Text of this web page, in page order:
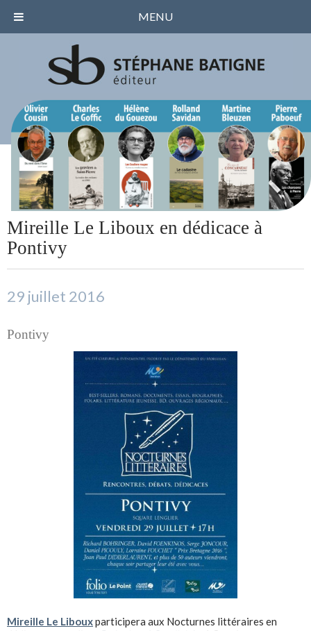
Mireille Le Liboux en dédicace à
Pontivy
29 juillet 2016
Pontivy
Mireille Le Libouxparticipera aux Nocturnes littéraires en
MENU